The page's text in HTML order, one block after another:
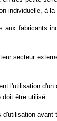
individuelle, à la
aux fabricants
secteur
l'utilisation d'un
doit être utilisé.
d'utilisation avant